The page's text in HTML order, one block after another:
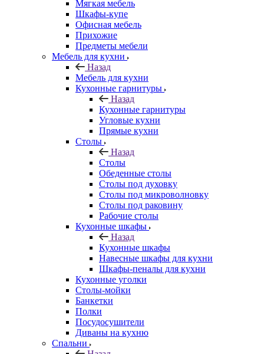
Мягкая мебель
Шкафы-купе
Офисная мебель
Прихожие
Предметы мебели
Мебель для кухни
Назад
Мебель для кухни
Кухонные гарнитуры
Назад
Кухонные гарнитуры
Угловые кухни
Прямые кухни
Столы
Назад
Столы
Обеденные столы
Столы под духовку
Столы под микроволновку
Столы под раковину
Рабочие столы
Кухонные шкафы
Назад
Кухонные шкафы
Навесные шкафы для кухни
Шкафы-пеналы для кухни
Кухонные уголки
Столы-мойки
Банкетки
Полки
Посудосушители
Диваны на кухню
Спальни